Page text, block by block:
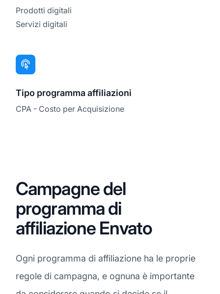
Prodotti digitali
Servizi digitali
Tipo programma affiliazioni
CPA - Costo per Acquisizione
Campagne del
programma di
affiliazione Envato
Ogni programma di affiliazione ha le proprie
regole di campagna, e ognuna è importante